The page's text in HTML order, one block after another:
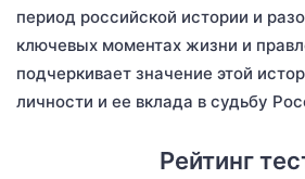
период российской истории и
ключевых моментах жизни и
подчеркивает значение этой
личности и ее вклада в судьбу
Рейтинг